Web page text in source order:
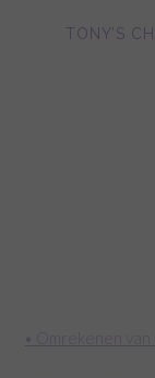
TONY’S
• Omrekenen van